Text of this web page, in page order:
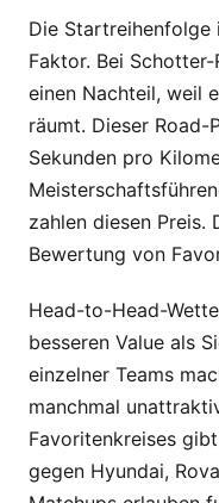
Die
Faktor. Bei
einen Nachteil, weil
räumt. Dieser
Sekunden pro
zahlen diesen Preis.
Bewertung von
Head-to-Head-
besseren Value als
einzelner Teams
manchmal
Favoritenkreises
gegen Hyundai,